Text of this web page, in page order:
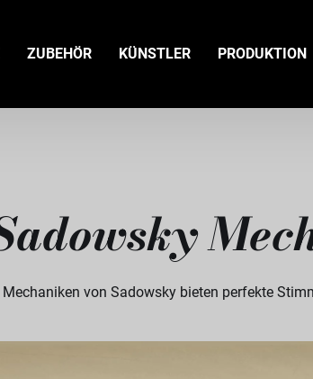
ZUBEHÖR KÜNSTLER PRODUKTION
von Sadowsky bieten perfekte